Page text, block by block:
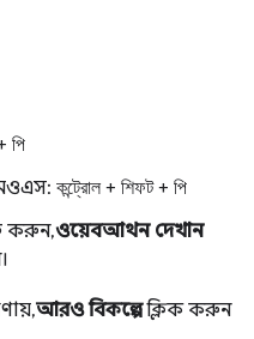
পি
কন্ট্রোল + শিফট+ পি
করুন,ওয়েবআথন দেখান
আরও বিকল্পেক্লিক করুন